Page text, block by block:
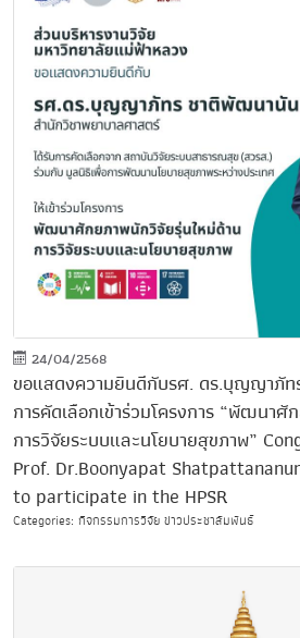
24/04/2568
ขอแสดงความยินดีกับรศ. ดร.บุญญาภั
การคัดเลือกเข้าร่วมโครงการ “พัฒนา
การวิจัยระบบและนโยบายสุขภาพ”
Prof. Dr.Boonyapat
to participate in the HPSR
Categories: กิจกรรมการวิจัย ข่าวประชาสัมพันธ์